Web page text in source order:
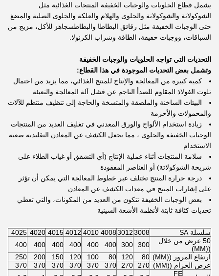
يشمل قطاع الحلويات والوجبات الخفيفة المنتجات الغذائية مثل
الشوكولاتة والشوكولاتة والحلوى والهلام والعلكة والحلوى الصلبة والمضغ
حتى الوجبات الخفيفة مثل رقائق البطاطا والبطاطسجاهز للأكل، مزيج من
السباقات، ووجبات خفيفة، الطاقة وشراب الكرنولا.
التحديات التي تواجه الحلويات والوجبات الخفيفة
وتشمل بعض التحديات الموجودة في هذا القطاع:
كمية كبيرة من المعالجة والإنتاج للمنتج الغذائي، مما يزيد من احتمال
تلوث الفولاذ المقاوم للصدأ الناجم عن فشل آلة المعالجة والتعبئة
البيئات الساخنة والملصقة والمتسخة والحاجة إلى تنظيف منتظم للآلات
والمحمولات والأحزمة
زيادة استخدام الألواح والورق المعدني في تغليف العديد من المنتجات
الوجبات الخفيفة والحلوى ، مما يجعل الكشف عن المعادن التقليدية صعبة
الاستخدام
سلامة المنتجات أثناء عملية الإنتاج (أي التشقق أو غياب الطلاء على
شريحة الشوكولاتة) أو العناصر المفقودة
درجة حرارة المنتج تختلف عبر خطوط المعالجة التي يمكن أن تؤثر
على إشارات المنتج في معدات الكشف عن المعادن
بعض الوجبات الخفيفة تتكون من العديد من المكونات، والتي تعطي
تحديات كثافة ثابتة لأنظمة الأشعة السينية
سلسلة SA 3008
3012
4008
4010
4012
4015
4020
4025
50 عرض من خلال
((MM)
300
300
400
400
400
400
400
400
ارتفاع المرور ((MM)
80
120
80
100
120
150
200
250
عرض الحزام ((MM)
270
270
370
370
370
370
370
370
FE